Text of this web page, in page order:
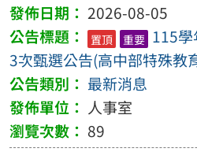
2026-08-05
置頂 重要 115
3次甄選公告(高中部特殊教
最新消息
人事室
89